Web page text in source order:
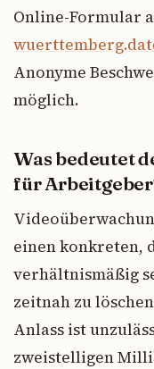
Online-Formular
Anonyme
möglich.
Was bedeutet
für
einen konkreten,
verhältnismäßig
zeitnah zu
Anlass ist
zweistelligen